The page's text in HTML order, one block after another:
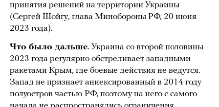
принятия решений на территории Украины
(Сергей Шойгу, глава Минобороны РФ, 20 июня
2023 года).
Что было дальше. Украина со второй половины
2023 года регулярно обстреливает западными
ракетами Крым, где боевые действия не ведутся.
Запад не признает аннексированный в 2014 году
полуостров частью РФ, поэтому на него с самого